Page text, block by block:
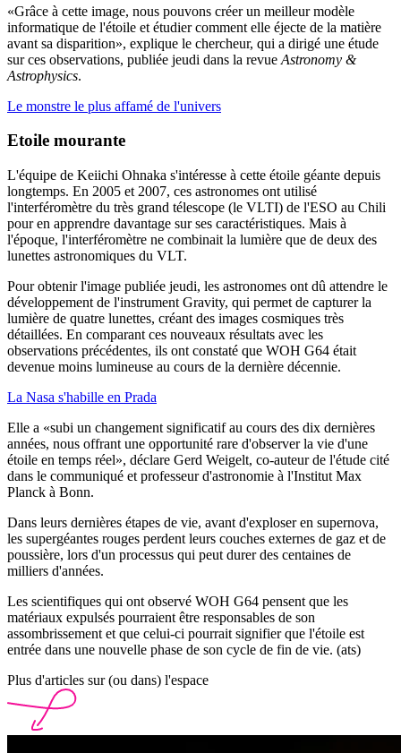
«Grâce à cette image, nous pouvons créer un meilleur modèle
informatique de l'étoile et étudier comment elle éjecte de la matière
avant sa disparition», explique le chercheur, qui a dirigé une étude
sur ces observations, publiée jeudi dans la revue Astronomy &
Astrophysics.
Le monstre le plus affamé de l'univers
Etoile mourante
L'équipe de Keiichi Ohnaka s'intéresse à cette étoile géante depuis
longtemps. En 2005 et 2007, ces astronomes ont utilisé
l'interféromètre du très grand télescope (le VLTI) de l'ESO au Chili
pour en apprendre davantage sur ses caractéristiques. Mais à
l'époque, l'interféromètre ne combinait la lumière que de deux des
lunettes astronomiques du VLT.
Pour obtenir l'image publiée jeudi, les astronomes ont dû attendre le
développement de l'instrument Gravity, qui permet de capturer la
lumière de quatre lunettes, créant des images cosmiques très
détaillées. En comparant ces nouveaux résultats avec les
observations précédentes, ils ont constaté que WOH G64 était
devenue moins lumineuse au cours de la dernière décennie.
La Nasa s'habille en Prada
Elle a «subi un changement significatif au cours des dix dernières
années, nous offrant une opportunité rare d'observer la vie d'une
étoile en temps réel», déclare Gerd Weigelt, co-auteur de l'étude cité
dans le communiqué et professeur d'astronomie à l'Institut Max
Planck à Bonn.
Dans leurs dernières étapes de vie, avant d'exploser en supernova,
les supergéantes rouges perdent leurs couches externes de gaz et de
poussière, lors d'un processus qui peut durer des centaines de
milliers d'années.
Les scientifiques qui ont observé WOH G64 pensent que les
matériaux expulsés pourraient être responsables de son
assombrissement et que celui-ci pourrait signifier que l'étoile est
entrée dans une nouvelle phase de son cycle de fin de vie. (ats)
Plus d'articles sur (ou dans) l'espace